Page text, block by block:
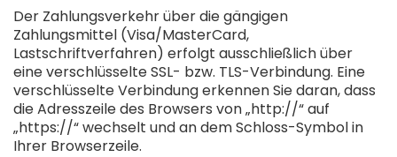
Der Zahlungsverkehr über die gängigen
Zahlungsmittel (Visa/MasterCard,
Lastschriftverfahren) erfolgt ausschließlich über
eine verschlüsselte SSL- bzw. TLS-Verbindung. Eine
verschlüsselte Verbindung erkennen Sie daran, dass
die Adresszeile des Browsers von „http://“ auf
„https://“ wechselt und an dem Schloss-Symbol in
Ihrer Browserzeile.